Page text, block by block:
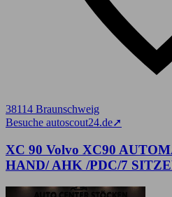
38114 Braunschweig
Besuche autoscout24.de➚
XC 90 Volvo XC90
HAND/ AHK /PDC/7